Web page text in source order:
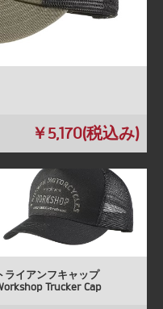
リーブ
ツ
￥5,170(税込み)
ライアンフキャップ
Trucker Cap